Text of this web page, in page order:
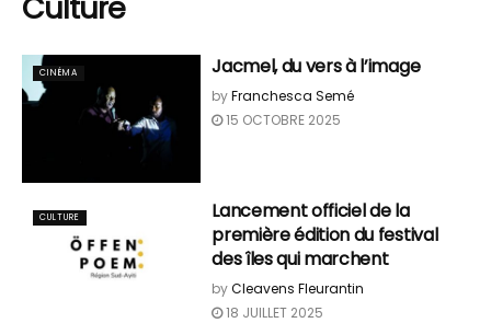
Culture
CINÉMA Jacmel, du vers à l’image
byFranchesca Semé
15 OCTOBRE 2025
CULTURE
Lancement officiel de la
première édition du festival
des îles qui marchent
byCleavens Fleurantin
18 JUILLET 2025